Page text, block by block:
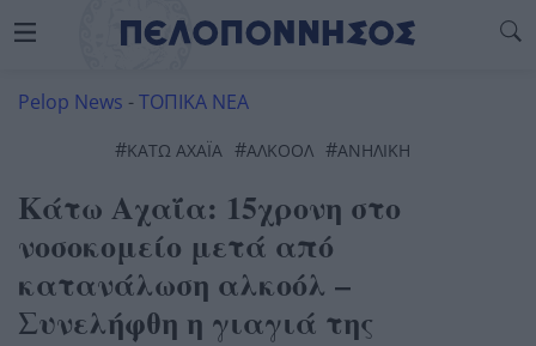
Pelop News -ΤΟΠΙΚΑ ΝΕΑ
#ΚΆΤΩ ΑΧΑΪ́Α #ΑΛΚΟΌΛ #ΑΝΉΛΙΚΗ
Κάτω Αχαΐα: 15χρονη στο
νοσοκομείο μετά από
κατανάλωση αλκοόλ –
Συνελήφθη η γιαγιά της